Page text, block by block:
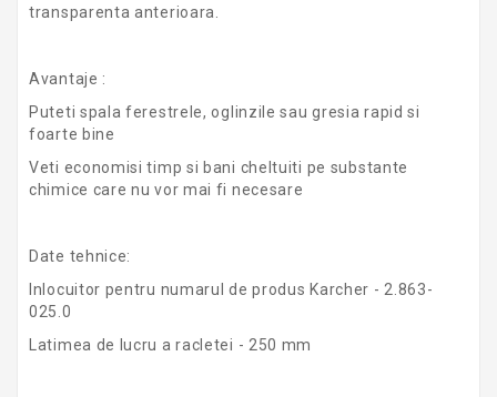
transparenta anterioara.
Avantaje :
Puteti spala ferestrele, oglinzile sau gresia rapid si
foarte bine
Veti economisi timp si bani cheltuiti pe substante
chimice care nu vor mai fi necesare
Date tehnice:
Inlocuitor pentru numarul de produs Karcher - 2.863-
025.0
Latimea de lucru a racletei - 250 mm